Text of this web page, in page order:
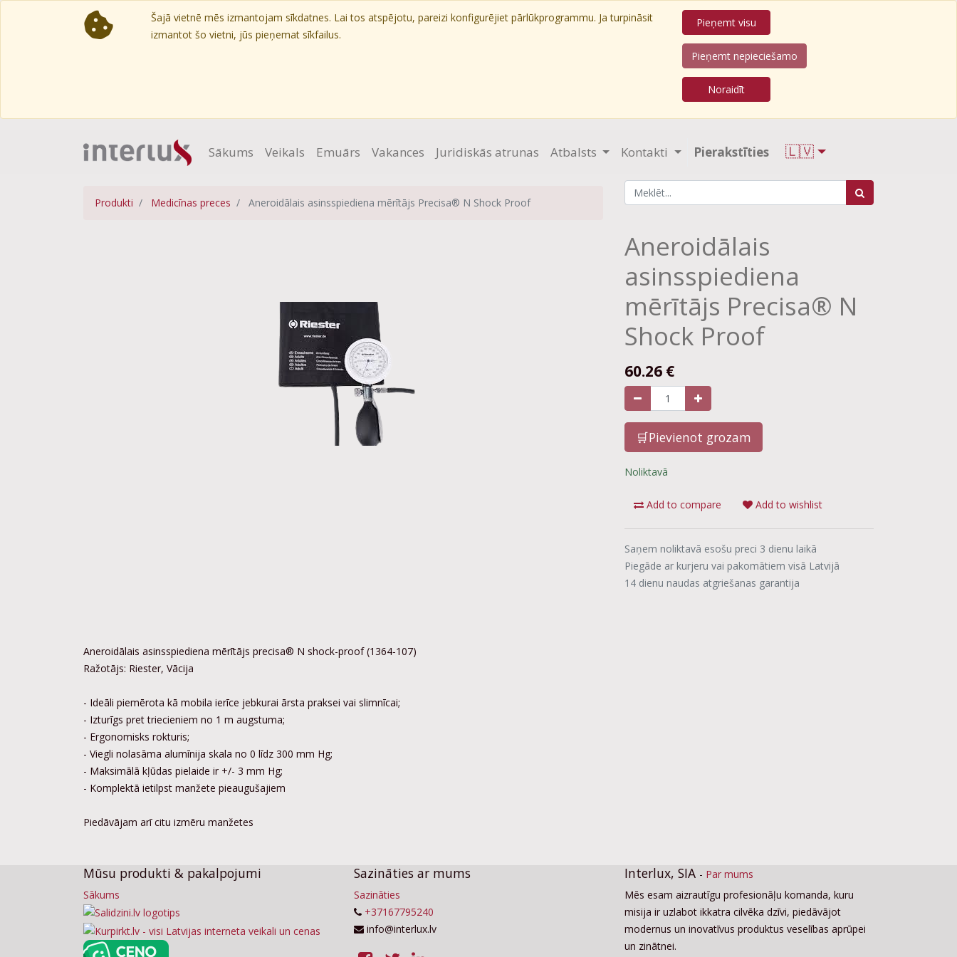
Šajā vietnē mēs izmantojam sīkdatnes. Lai tos atspējotu, pareizi konfigurējiet pārlūkprogrammu. Ja turpināsit
izmantot šo vietni, jūs pieņemat sīkfailus.
Pieņemt visu
Pieņemt nepieciešamo
Noraidīt
Sākums Veikals Emuārs Vakances Juridiskās atrunas Atbalsts Kontakti Pierakstīties 🇱🇻
Produkti Medicīnas preces Aneroidālais asinsspiediena mērītājs Precisa® N Shock Proof
Aneroidālais
asinsspiediena
mērītājs Precisa® N
Shock Proof
60.26 €
🛒Pievienot grozam
Noliktavā
Add to compare Add to wishlist
Saņem noliktavā esošu preci 3 dienu laikā
Piegāde ar kurjeru vai pakomātiem visā Latvijā
14 dienu naudas atgriešanas garantija
Aneroidālais asinsspiediena mērītājs precisa® N shock-proof (1364-107)
Ražotājs: Riester, Vācija
- Ideāli piemērota kā mobila ierīce jebkurai ārsta praksei vai slimnīcai;
- Izturīgs pret triecieniem no 1 m augstuma;
- Ergonomisks rokturis;
- Viegli nolasāma alumīnija skala no 0 līdz 300 mm Hg;
- Maksimālā kļūdas pielaide ir +/- 3 mm Hg;
- Komplektā ietilpst manžete pieaugušajiem
Piedāvājam arī citu izmēru manžetes
Mūsu produkti & pakalpojumi
Sākums
Sazināties ar mums
Sazināties
+37167795240
info@interlux.lv
Interlux, SIA - Par mums
Mēs esam aizrautīgu profesionāļu komanda, kuru
misija ir uzlabot ikkatra cilvēka dzīvi, piedāvājot
modernus un inovatīvus produktus veselības aprūpei
un zinātnei.